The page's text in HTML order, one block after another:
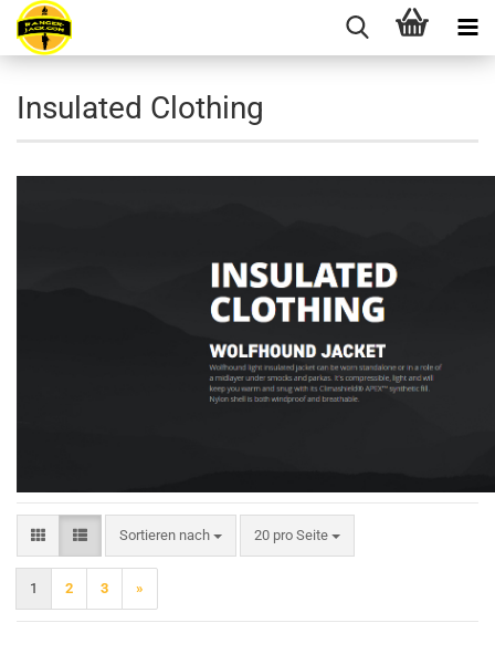
Insulated Clothing
Sortieren nach
Sortieren nach 20 pro Seite
pro Seite
1 2 3 »